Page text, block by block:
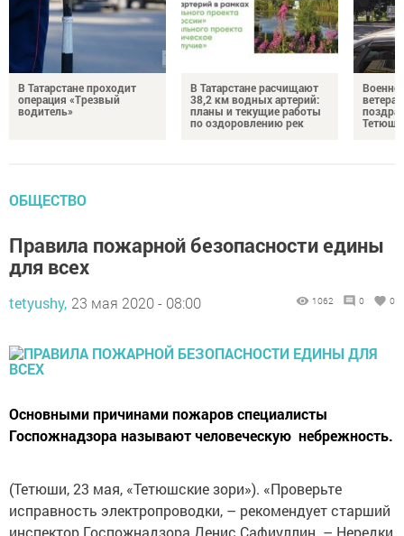
В Татарстане проходит
операция «Трезвый
водитель»
В Татарстане расчищают
38,2 км водных артерий:
планы и текущие работы
по оздоровлению рек
ОБЩЕСТВО
Правила пожарной безопасности едины
для всех
tetyushy, 23 мая 2020 - 08:00 1062 0 0
Основными причина­ми пожаров специа­листы
Госпожнадзора называют человеческую ­ небрежность.
(Тетюши, 23 мая, «Тетюшские зори»). «Проверьте
исправность электропроводки, – рекомендует старший
инспектор Гос­пожнадзора Денис Сафиуллин. – Нередки